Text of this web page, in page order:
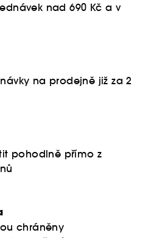
nad 690 Kč a v
na prodejně již za 2
pohodlně přímo z
chráněny